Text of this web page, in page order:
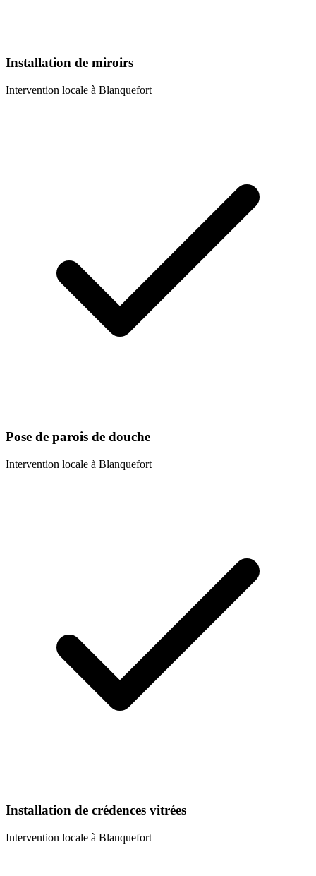
Installation de miroirs
Intervention locale à Blanquefort
Pose de parois de douche
Intervention locale à Blanquefort
Installation de crédences vitrées
Intervention locale à Blanquefort